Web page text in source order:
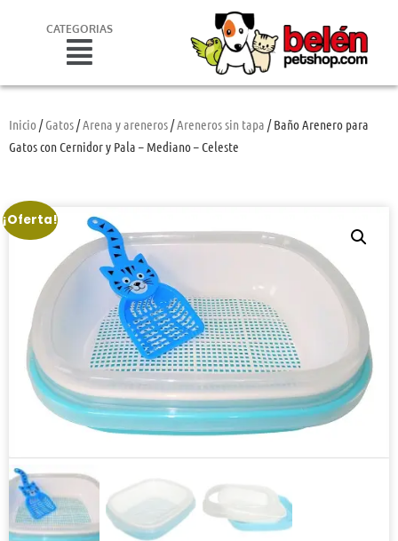
CATEGORIAS
Inicio /Gatos/Arena y areneros/Areneros sin tapa / Baño Arenero para
Gatos con Cernidor y Pala – Mediano – Celeste
¡Oferta!